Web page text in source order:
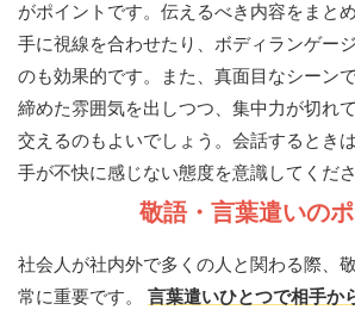
がポイントです。伝えるべき内容をまと
手に視線を合わせたり、ボディランゲー
のも効果的です。また、真面目なシーン
締めた雰囲気を出しつつ、集中力が切れ
交えるのもよいでしょう。会話するとき
手が不快に感じない態度を意識してくださ
敬語・言葉遣いの
社会人が社内外で多くの人と関わる際、
常に重要です。 言葉遣いひとつで相手か